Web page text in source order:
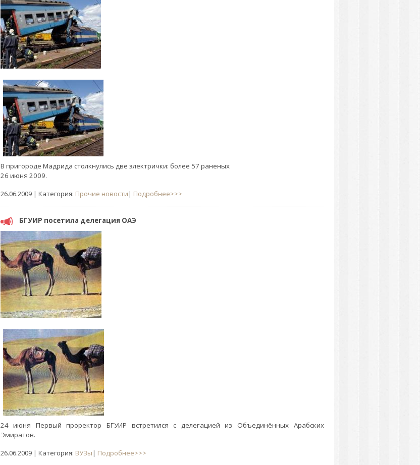
В пригороде Мадрида столкнулись две электрички: более 57 раненых
26 июня 2009.
26.06.2009| Категория: Прочие новости| Подробнее>>>
БГУИР посетила делегация ОАЭ
24 июня Первый проректор БГУИР встретился с делегацией из Объединённых Арабских
Эмиратов.
26.06.2009| Категория: ВУЗы| Подробнее>>>